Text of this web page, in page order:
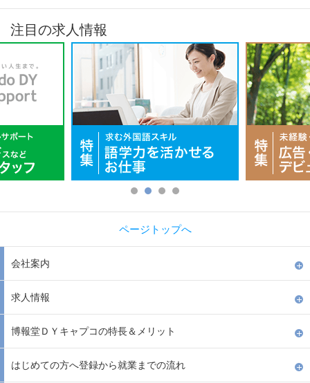
注目の求人情報
ページトップへ
会社案内
求人情報
博報堂ＤＹキャプコの特長＆メリット
はじめての方へ登録から就業までの流れ